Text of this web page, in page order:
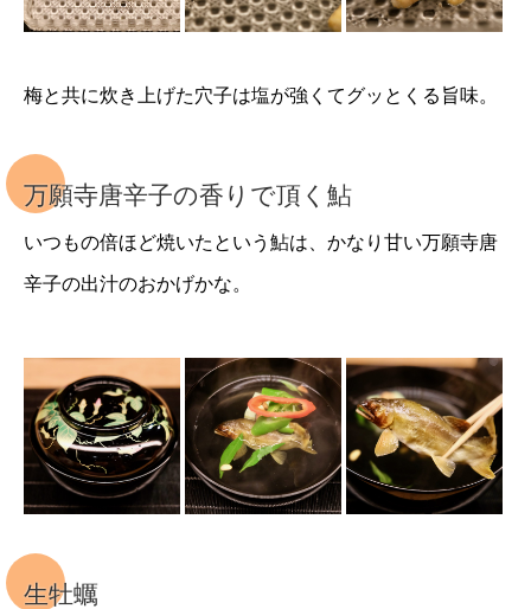
梅と共に炊き上げた穴子は塩が強くてグッとくる旨味。
万願寺唐辛子の香りで頂く鮎
いつもの倍ほど焼いたという鮎は、かなり甘い万願寺唐
辛子の出汁のおかげかな。
生牡蠣